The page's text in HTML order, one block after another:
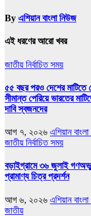
By এশিয়ান বাংলা নিউজ
এই ধরণের আরো খবর
জাতীয় নির্বাচিত সময়
৫৫ বছর পরও দেশের মাটিতে
সীমান্ত পেরিয়ে ভারতের
দাবি স্বজনদের
আগ ৭, ২০২৬ এশিয়ান
জাতীয় নির্বাচিত সময়
বড়াইগ্রামে ৩৬ জুলাই
প্রামাণ্য চিত্র প্রদর্শন
আগ ৬, ২০২৬ এশিয়ান
জাতীয়